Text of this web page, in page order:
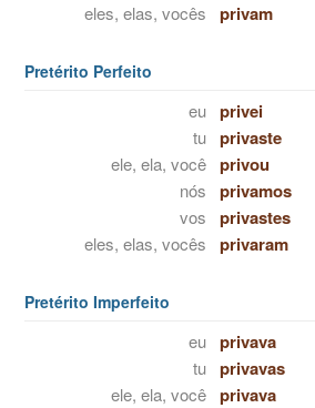
eles, elas, vocês privam
Pretérito Perfeito
eu privei
tu privaste
ele, ela, você privou
nós privamos
vos privastes
eles, elas, vocês privaram
Pretérito Imperfeito
eu privava
tu privavas
ele, ela, você privava